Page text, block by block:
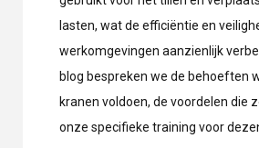
lasten, wat de efficiëntie en
werkomgevingen aanzienlijk
blog bespreken we de behoeften
kranen voldoen, de voordelen die
onze specifieke training voor